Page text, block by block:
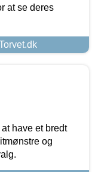
at se deres
have et bredt
og